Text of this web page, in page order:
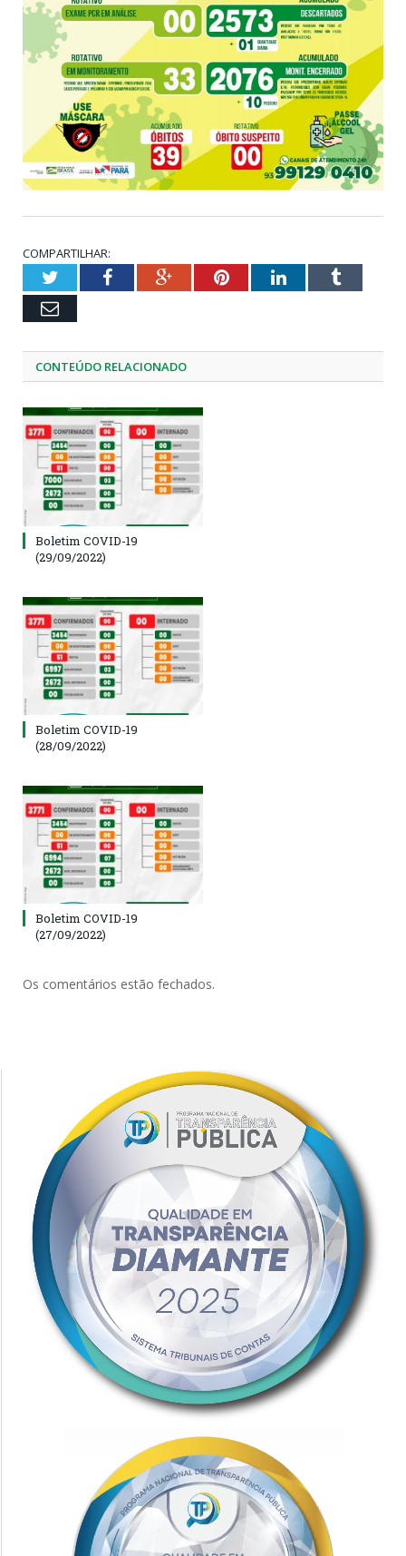
COMPARTILHAR:
TwitterFacebookGoogle+PinterestLinkedInTumblr
Email
CONTEÚDO RELACIONADO
Boletim COVID-19
(29/09/2022)
Boletim COVID-19
(28/09/2022)
Boletim COVID-19
(27/09/2022)
Os comentários estão fechados.